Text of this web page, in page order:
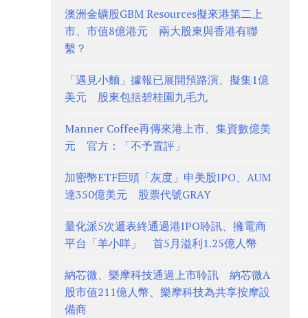
澳洲金礦股GBM Resources擬來港第二上
市、市值8億港元 兩大股東與香港有聯
繫？
「遇見小麵」據報已展開預路演、擬集1億
美元 股東包括碧桂園九毛九
Manner Coffee再傳來港上市、集資數億美
元 官方：「不予置評」
加密幣ETF巨頭「灰度」申美股IPO、AUM
達350億美元 股票代號GRAY
量化派5次遞表終通過港IPO聆訊、擁電商
平台「羊小咩」 首5月溢利1.25億人幣
納芯微、樂摩科技通過上市聆訊 納芯微A
股市值211億人幣、樂摩科技為共享按摩設
備商